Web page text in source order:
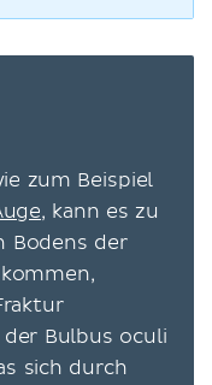
zum Beispiel
, kann es zu
Bodens der
Bulbus oculi
sich durch